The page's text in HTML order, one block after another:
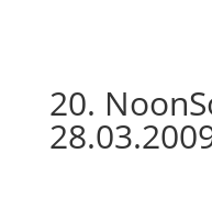
20.